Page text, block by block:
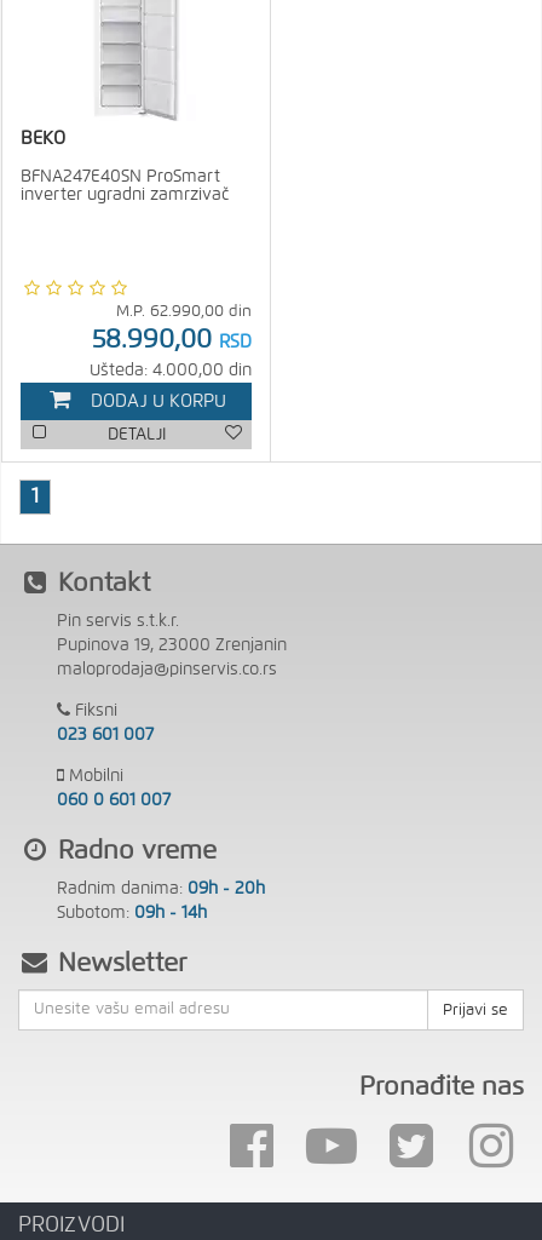
BEKO
BFNA247E40SN ProSmart
inverter ugradni zamrzivač
M.P. 62.990,00 din
58.990,00 RSD
Ušteda: 4.000,00 din
DODAJ U KORPU
DETALJI
1
Kontakt
Pin servis s.t.k.r.
Pupinova 19, 23000 Zrenjanin
maloprodaja@pinservis.co.rs
Fiksni
023 601 007
Mobilni
060 0 601 007
Radno vreme
Radnim danima: 09h - 20h
Subotom: 09h - 14h
Newsletter
Prijavi se
Pronađite nas
PROIZVODI